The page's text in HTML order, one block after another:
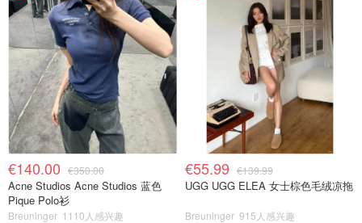
€140.00 €350.00
Acne Studios Acne Studios 蓝色
Pique Polo衫
Breuninger 1110人感兴趣
€55.99 €139.99
UGG UGG ELEA 女士棕色毛绒凉拖
Breuninger 915人感兴趣